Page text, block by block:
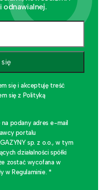
odnawialnej.
się i akceptuję treść
się z Polityką
podany adres e-mail
portalu
sp. z o.o., w tym
działalności spółki
zostać wycofana w
w Regulaminie. *